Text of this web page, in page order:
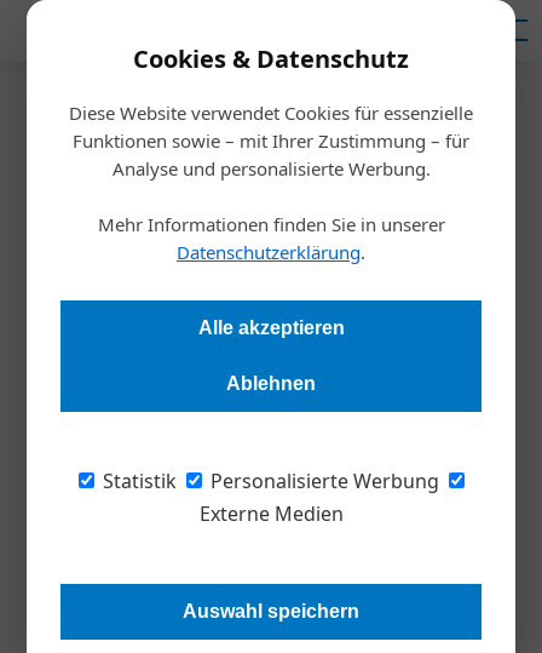
Cookies & Datenschutz
Diese Website verwendet Cookies für essenzielle
Funktionen sowie – mit Ihrer Zustimmung – für
Analyse und personalisierte Werbung.
Mehr Informationen finden Sie in unserer
Datenschutzerklärung.
Alle akzeptieren
Ablehnen
Statistik
Personalisierte Werbung
Externe Medien
Auswahl speichern
Startseite/Meldungen
Austrian Business Check
Unternehmen kämpfen mit
Inflation und Personalmangel
Redaktion Die Wirtschaft
Die wirtschaftliche Situation verschärft sich zunehmend, wie
Inflation und Preissteigerungen belasten die Unternehmen,
während gleichzeitig der Fokus auf wichtige Bereiche wie die